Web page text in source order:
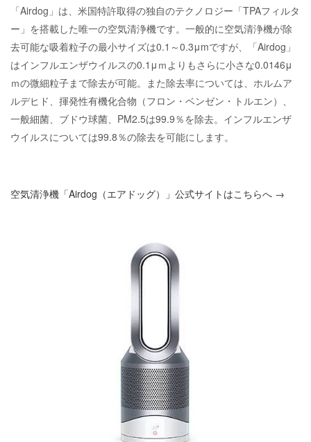
「Airdog」は、米国特許取得の独自のテクノロジー「TPAフィルタ
ー」を搭載した唯一の空気清浄機です。一般的に空気清浄機が除
去可能な吸着粒子の最小サイズは0.1～0.3μmですが、「Airdog」
はインフルエンザウイルスの0.1μｍよりもさらに小さな0.0146μ
ｍの微細粒子まで除去が可能。また除去率については、ホルムア
ルデヒド、揮発性有機化合物（フロン・ベンゼン・トルエン）、
一般細菌、ブドウ球菌、PM2.5は99.9％を除去。インフルエンザ
ウイルスについては99.8％の除去を可能にします。
空気清浄機「Airdog（エアドッグ）」公式サイトはこちらへ →